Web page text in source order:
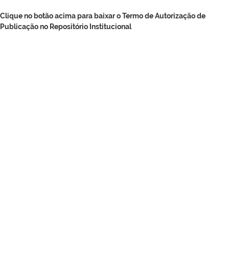
Clique no botão acima para baixar o Termo de Autorização de
Publicação no Repositório Institucional